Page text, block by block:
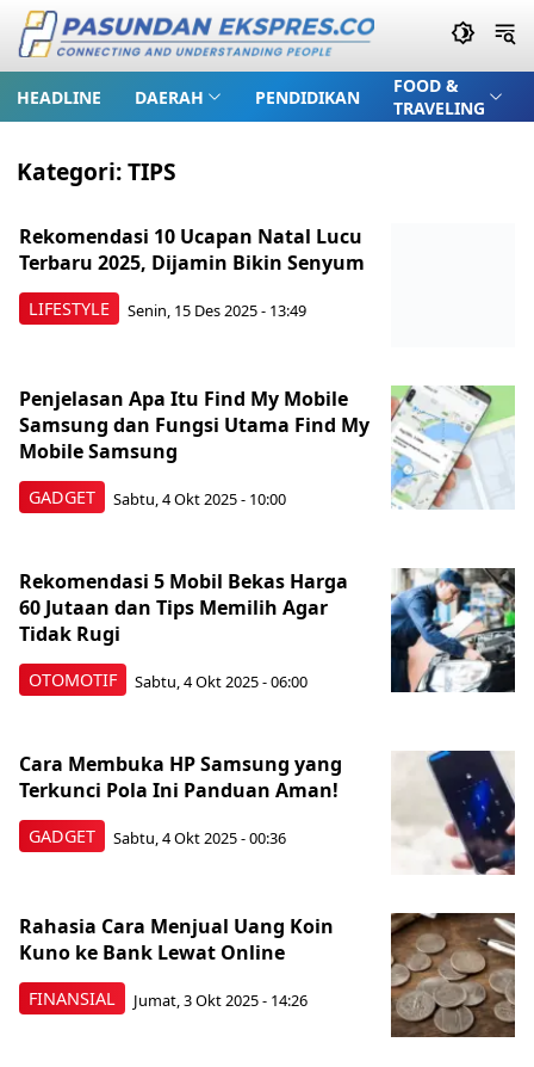
HEADLINE DAERAH PENDIDIKAN
FOOD &
TRAVELING
Kategori:TIPS
LIFESTYLE
Rekomendasi 10 Ucapan Natal Lucu
Terbaru 2025, Dijamin Bikin Senyum
Senin, 15 Des 2025 - 13:49
GADGET
Penjelasan Apa Itu Find My Mobile
Samsung dan Fungsi Utama Find My
Mobile Samsung
Sabtu, 4 Okt 2025 - 10:00
OTOMOTIF
Rekomendasi 5 Mobil Bekas Harga
60 Jutaan dan Tips Memilih Agar
Tidak Rugi
Sabtu, 4 Okt 2025 - 06:00
GADGET
Cara Membuka HP Samsung yang
Terkunci Pola Ini Panduan Aman!
Sabtu, 4 Okt 2025 - 00:36
FINANSIAL
Rahasia Cara Menjual Uang Koin
Kuno ke Bank Lewat Online
Jumat, 3 Okt 2025 - 14:26